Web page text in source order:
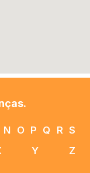
N O P Q R S
Y Z